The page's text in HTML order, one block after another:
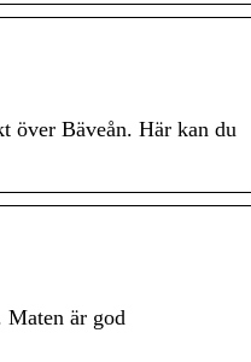
över Bäveån. Här kan du
Maten är god